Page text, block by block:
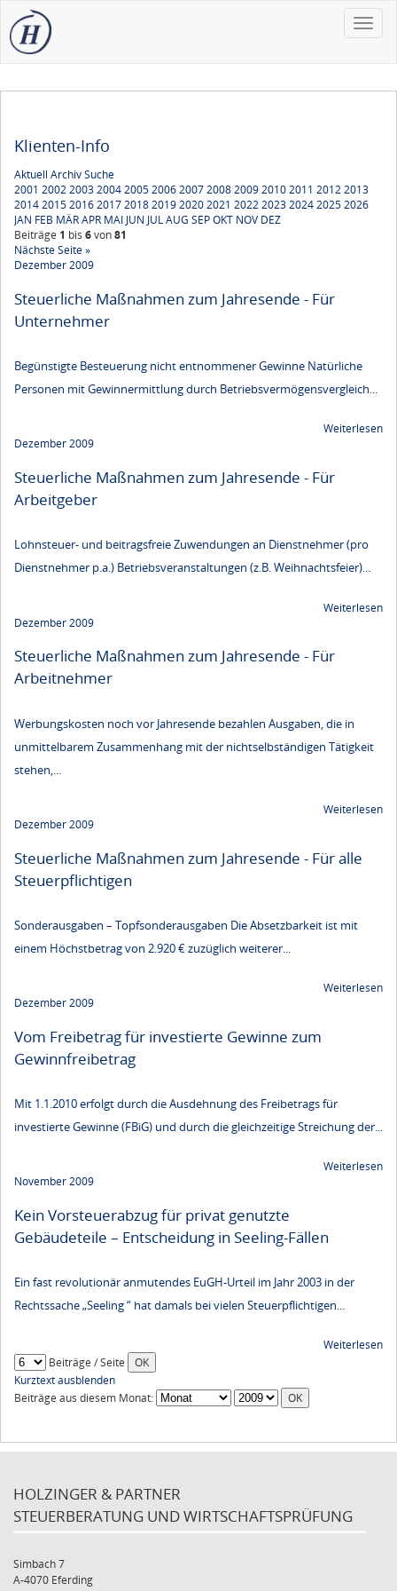
Toggle
Klienten-Info
Aktuell ArchivSuche
2001 2002200320042005200620072008200920102011 20122013
20142015201620172018201920202021 20222023202420252026
JAN FEB MÄRAPR MAI JUN JULAUG SEPOKT NOV DEZ
Beiträge 1 bis 6von81
Nächste Seite »
Dezember 2009
Steuerliche Maßnahmen zum Jahresende - Für
Unternehmer
Begünstigte Besteuerung nicht entnommener Gewinne Natürliche
Personen mit Gewinnermittlung durch Betriebsvermögensvergleich...
Weiterlesen
Dezember 2009
Steuerliche Maßnahmen zum Jahresende - Für
Arbeitgeber
Lohnsteuer- und beitragsfreie Zuwendungen an Dienstnehmer (pro
Dienstnehmer p.a.) Betriebsveranstaltungen (z.B. Weihnachtsfeier)...
Weiterlesen
Dezember 2009
Steuerliche Maßnahmen zum Jahresende - Für
Arbeitnehmer
Werbungskosten noch vor Jahresende bezahlen Ausgaben, die in
unmittelbarem Zusammenhang mit der nichtselbständigen Tätigkeit
stehen,...
Weiterlesen
Dezember 2009
Steuerliche Maßnahmen zum Jahresende - Für alle
Steuerpflichtigen
Sonderausgaben – Topfsonderausgaben Die Absetzbarkeit ist mit
einem Höchstbetrag von 2.920 € zuzüglich weiterer...
Weiterlesen
Dezember 2009
Vom Freibetrag für investierte Gewinne zum
Gewinnfreibetrag
Mit 1.1.2010 erfolgt durch die Ausdehnung des Freibetrags für
investierte Gewinne (FBiG) und durch die gleichzeitige Streichung der...
Weiterlesen
November 2009
Kein Vorsteuerabzug für privat genutzte
Gebäudeteile – Entscheidung in Seeling-Fällen
Ein fast revolutionär anmutendes EuGH-Urteil im Jahr 2003 in der
Rechtssache „Seeling “ hat damals bei vielen Steuerpflichtigen...
Weiterlesen
Beiträge / Seite
Kurztext ausblenden
Beiträge aus diesem Monat:
HOLZINGER & PARTNER
STEUERBERATUNG UND WIRTSCHAFTSPRÜFUNG
Simbach 7
A-4070 Eferding